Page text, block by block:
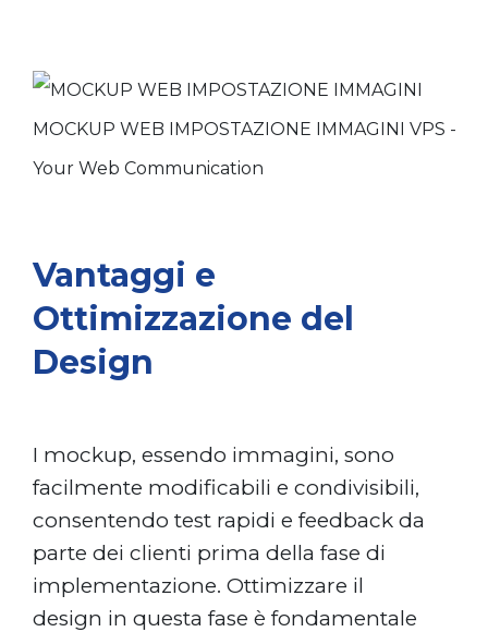
Vantaggi e
Ottimizzazione del
Design
I mockup, essendo immagini, sono
facilmente modificabili e condivisibili,
consentendo test rapidi e feedback da
parte dei clienti prima della fase di
implementazione. Ottimizzare il
design in questa fase è fondamentale